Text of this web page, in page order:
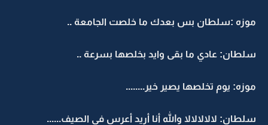
موزه :سلطان بس بعدك ما خلصت الجامعة ..
سلطان: عادي ما بقى وايد بخلصها بسرعة ..
موزه: يوم تخلصها يصير خير........
سلطان: لالالالالا والله أنا أريد أعرس في الصيف......